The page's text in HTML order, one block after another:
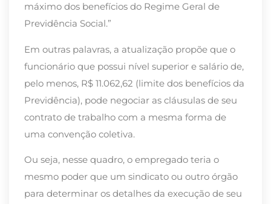
máximo dos benefícios do Regime Geral de
Previdência Social.”
Em outras palavras, a atualização propõe que o
funcionário que possui nível superior e salário de,
pelo menos, R$ 11.062,62 (limite dos benefícios da
Previdência), pode negociar as cláusulas de seu
contrato de trabalho com a mesma forma de
uma convenção coletiva.
Ou seja, nesse quadro, o empregado teria o
mesmo poder que um sindicato ou outro órgão
para determinar os detalhes da execução de seu